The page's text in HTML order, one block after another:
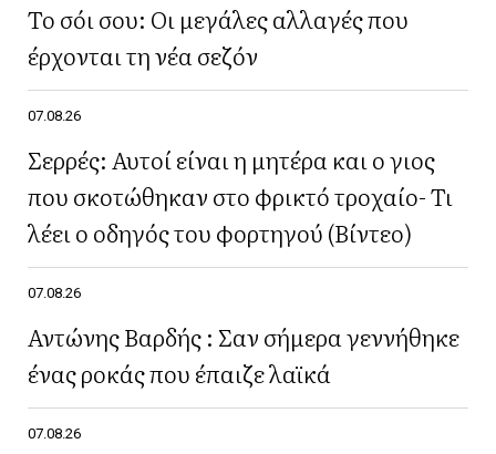
Το σόι σου: Οι μεγάλες αλλαγές που
έρχονται τη νέα σεζόν
07.08.26
Σερρές: Αυτοί είναι η μητέρα και ο γιος
που σκοτώθηκαν στο φρικτό τροχαίο- Τι
λέει ο οδηγός του φορτηγού (Βίντεο)
07.08.26
Αντώνης Βαρδής : Σαν σήμερα γεννήθηκε
ένας ροκάς που έπαιζε λαϊκά
07.08.26